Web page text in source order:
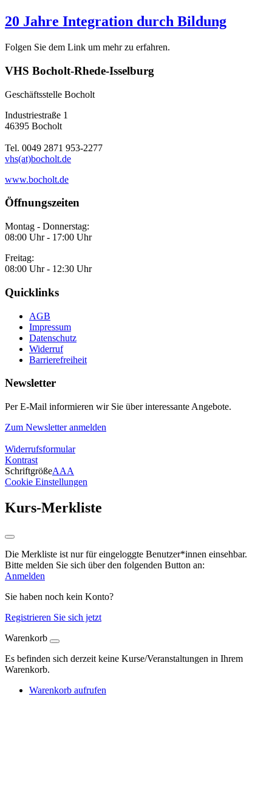
20 Jahre Integration durch Bildung
Folgen Sie dem Link um mehr zu erfahren.
VHS Bocholt-Rhede-Isselburg
Geschäftsstelle Bocholt
Industriestraße 1
46395 Bocholt
Tel. 0049 2871 953-2277
vhs(at)bocholt.de
www.bocholt.de
Öffnungszeiten
Montag - Donnerstag:
08:00 Uhr - 17:00 Uhr
Freitag:
08:00 Uhr - 12:30 Uhr
Quicklinks
AGB
Impressum
Datenschutz
Widerruf
Barrierefreiheit
Newsletter
Per E-Mail informieren wir Sie über interessante Angebote.
Zum Newsletter anmelden
Widerrufsformular
Kontrast
SchriftgrößeAAA
Cookie Einstellungen
Kurs-Merkliste
Die Merkliste ist nur für eingeloggte Benutzer*innen einsehbar.
Bitte melden Sie sich über den folgenden Button an:
Anmelden
Sie haben noch kein Konto?
Registrieren Sie sich jetzt
Warenkorb
Es befinden sich derzeit keine Kurse/Veranstaltungen in Ihrem
Warenkorb.
Warenkorb aufrufen